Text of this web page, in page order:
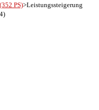
PS)>Leistungssteigerung